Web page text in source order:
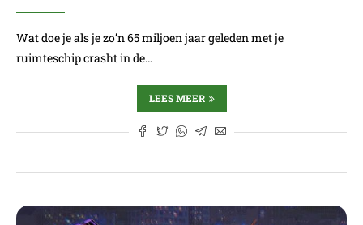
Wat doe je als je zo’n 65 miljoen jaar geleden met je
ruimteschip crasht in de…
LEES MEER